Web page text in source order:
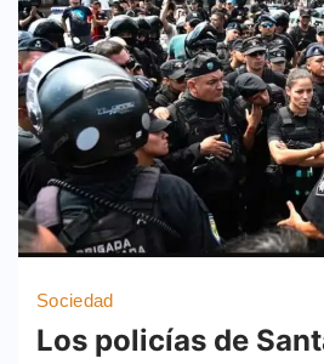
Sociedad
Los policías de